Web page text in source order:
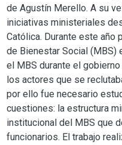
de Agustín Merello. A su
iniciativas ministeriales
Católica. Durante este
de Bienestar Social (MBS)
el MBS durante el
los actores que se
por ello fue necesario
cuestiones: la estructura
institucional del MBS que
funcionarios. El trabajo